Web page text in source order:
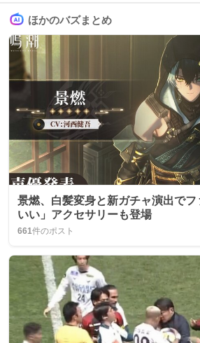
ほかのバズまとめ
景燃、白髪変身と新ガチャ演出でフ
いい」アクセサリーも登場
661件のポスト